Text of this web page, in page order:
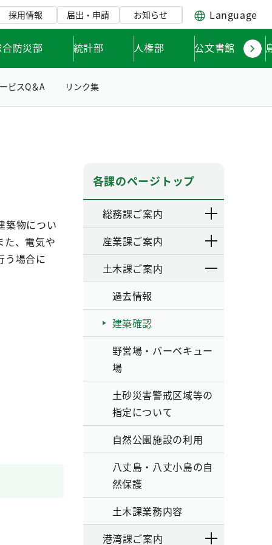
採用情報 届出・申請 お知らせ Language
防災部 統計部 人権部 公文書館
ビスQ＆A リンク集
築物につい
た、電気や
う場合に
各課のページトップ
総務課ご案内
産業課ご案内
土木課ご案内
過去情報
建築確認
野営場・バーベキュー
場
土砂災害警戒区域等の
指定について
自然公園施設の利用
八丈島・八丈小島の自
然保護
土木課業務内容
港湾課ご案内